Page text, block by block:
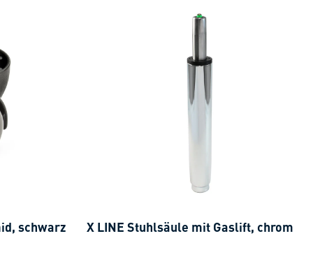
schwarz X LINE Stuhlsäule mit Gaslift, chrom